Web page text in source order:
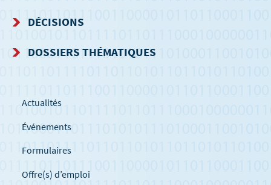
DÉCISIONS
DOSSIERS THÉMATIQUES
Actualités
Événements
Formulaires
Offre(s) d’emploi